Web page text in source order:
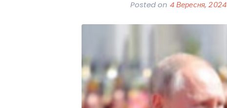
Posted on 4 Вересня, 2024